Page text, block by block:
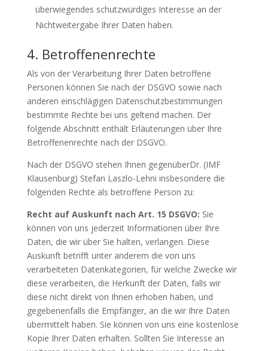
überwiegendes schutzwürdiges Interesse an der
Nichtweitergabe Ihrer Daten haben.
4. Betroffenenrechte
Als von der Verarbeitung Ihrer Daten betroffene
Personen können Sie nach der DSGVO sowie nach
anderen einschlägigen Datenschutzbestimmungen
bestimmte Rechte bei uns geltend machen. Der
folgende Abschnitt enthält Erläuterungen über Ihre
Betroffenenrechte nach der DSGVO.
Nach der DSGVO stehen Ihnen gegenüberDr. (IMF
Klausenburg) Stefan Laszlo-Lehni insbesondere die
folgenden Rechte als betroffene Person zu:
Recht auf Auskunft nach Art. 15 DSGVO: Sie
können von uns jederzeit Informationen über Ihre
Daten, die wir über Sie halten, verlangen. Diese
Auskunft betrifft unter anderem die von uns
verarbeiteten Datenkategorien, für welche Zwecke wir
diese verarbeiten, die Herkunft der Daten, falls wir
diese nicht direkt von Ihnen erhoben haben, und
gegebenenfalls die Empfänger, an die wir Ihre Daten
übermittelt haben. Sie können von uns eine kostenlose
Kopie Ihrer Daten erhalten. Sollten Sie Interesse an